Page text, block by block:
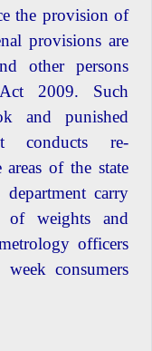
the provision of
provisions are
other persons
2009. Such
and punished
conducts re-
of the state
carry
weights and
officers
consumers